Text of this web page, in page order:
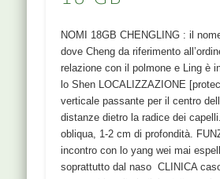
NOMI 18GB CHENGLING : il
dove Cheng da riferimento
relazione con il polmone e Ling è
lo Shen LOCALIZZAZIONE
verticale passante per il centro
distanze dietro la radice dei
obliqua, 1-2 cm di profondità.
incontro con lo yang wei mai
soprattutto dal naso CLINICA